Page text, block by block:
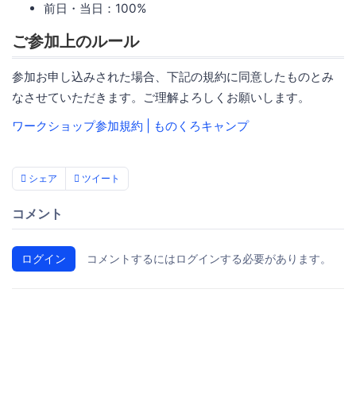
前日・当日：100%
ご参加上のルール
参加お申し込みされた場合、下記の規約に同意したものとみ
なさせていただきます。ご理解よろしくお願いします。
ワークショップ参加規約 | ものくろキャンプ
シェア ツイート
コメント
ログイン コメントするにはログインする必要があります。